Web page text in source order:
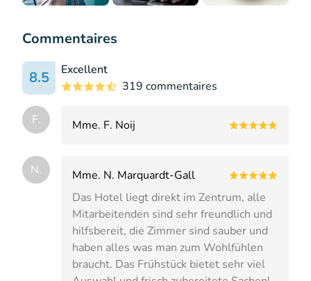
Commentaires
8.5
Excellent
319 commentaires
F. Mme. F. Noij
N.
Mme. N. Marquardt-Gall
Das Hotel liegt direkt im Zentrum, alle
Mitarbeitenden sind sehr freundlich und
hilfsbereit, die Zimmer sind sauber und
haben alles was man zum Wohlfühlen
braucht. Das Frühstück bietet sehr viel